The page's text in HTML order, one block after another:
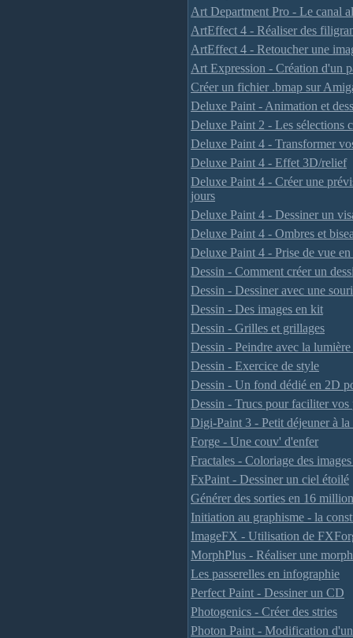
Art Department Pro - Le canal
ArtEffect 4 - Réaliser des
ArtEffect 4 - Retoucher une
Art Expression - Création d'un
Créer un fichier .bmap sur
Deluxe Paint - Animation et
Deluxe Paint 2 - Les sélections
Deluxe Paint 4 - Transformer
Deluxe Paint 4 - Effet 3D/relief
Deluxe Paint 4 - Créer une
jours
Deluxe Paint 4 - Dessiner un
Deluxe Paint 4 - Ombres et
Deluxe Paint 4 - Prise de vue
Dessin - Comment créer un
Dessin - Dessiner avec une
Dessin - Des images en kit
Dessin - Grilles et grillages
Dessin - Peindre avec la
Dessin - Exercice de style
Dessin - Un fond dédié en 2D
Dessin - Trucs pour faciliter vos
Digi-Paint 3 - Petit déjeuner à la
Forge - Une couv' d'enfer
Fractales - Coloriage des
FxPaint - Dessiner un ciel étoilé
Générer des sorties en 16
Initiation au graphisme - la
ImageFX - Utilisation de
MorphPlus - Réaliser une
Les passerelles en infographie
Perfect Paint - Dessiner un CD
Photogenics - Créer des stries
Photon Paint - Modification